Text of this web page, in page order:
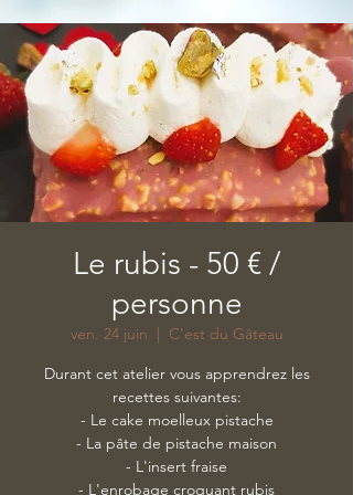
Le rubis - 50 € /
personne
ven. 24 juin
  |
C'est du Gâteau
Durant cet atelier vous apprendrez les
recettes suivantes:
- Le cake moelleux pistache
- La pâte de pistache maison
- L'insert fraise
- L'enrobage croquant rubis